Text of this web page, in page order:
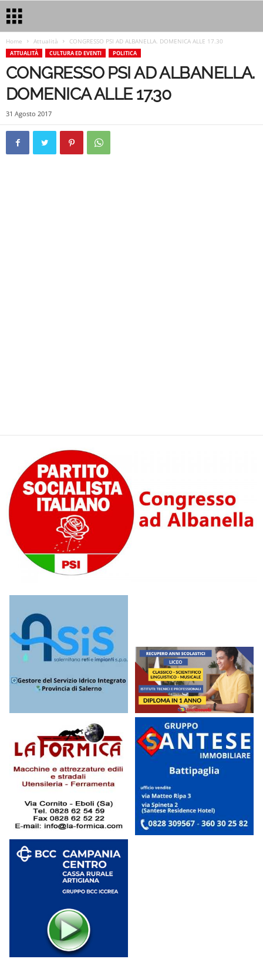
Home Attualità CONGRESSO PSI AD ALBANELLA. DOMENICA ALLE 17.30
ATTUALITÀ CULTURA ED EVENTI POLITICA
CONGRESSO PSI AD ALBANELLA.
DOMENICA ALLE 17.30
31 Agosto 2017